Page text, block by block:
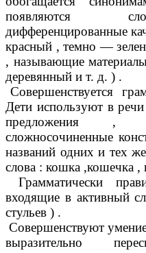
появляются
дифференцированные
красный , темно —
, называющие
деревянный и т. д. ) .
Совершенствуется
Дети используют в
предложения ,
сложносочиненные
названий одних и тех
слова : кошка ,кошечка ,
Грамматически
входящие в активный
стульев ) .
Совершенствуют
выразительно